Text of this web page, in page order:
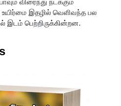
உயிர்மை இதழில் வெளிவந்த பல
இடம் பெற்றிருக்கின்றன.